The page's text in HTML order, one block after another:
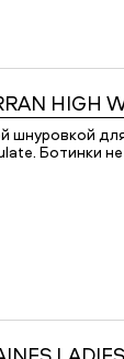
HIGH
шнуровкой
Ботинки